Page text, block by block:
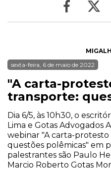
sexta-feira, 6 de maio de 2022
"A carta-
transporte:
Dia 6/5, às 10h30, o
Lima e Gotas Advogados
webinar "A carta-
questões polêmicas" em
palestrantes são Paulo
Marcio Roberto Gotas